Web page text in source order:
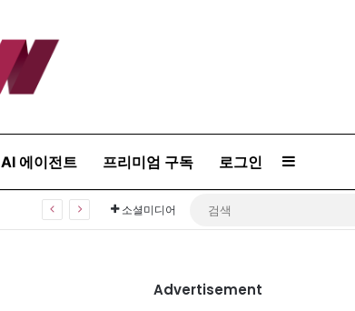
AI 에이전트 프리미엄 구독 로그인 Sidebar
소셜미디어
Advertisement